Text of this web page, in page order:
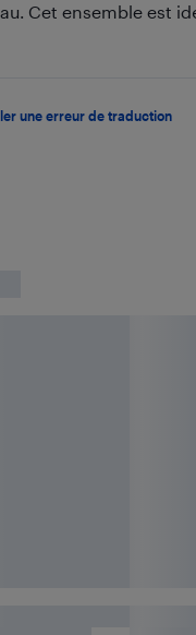
Cet ensemble est
une erreur de traduction